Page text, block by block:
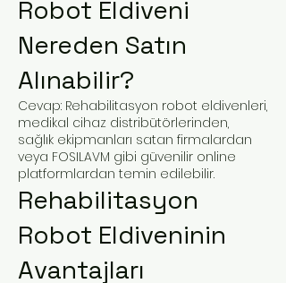
Robot Eldiveni
Nereden Satın
Alınabilir?
Cevap: Rehabilitasyon robot eldivenleri,
medikal cihaz distribütörlerinden,
sağlık ekipmanları satan firmalardan
veya FOSILAVM gibi güvenilir online
platformlardan temin edilebilir.
Rehabilitasyon
Robot Eldiveninin
Avantajları